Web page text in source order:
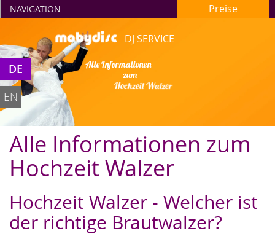
DJ SERVICE
Alle Informationen
zum
Hochzeit Walzer
NAVIGATION Preise
DE
EN
Alle Informationen zum
Hochzeit Walzer
Hochzeit Walzer - Welcher ist
der richtige Brautwalzer?